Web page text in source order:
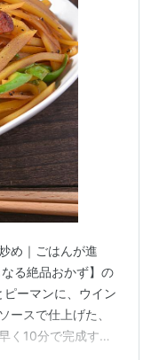
め｜ごはんが進
る絶品おかず】の
ーマンに、ウイン
ースで仕上げた、
く10分で完成する